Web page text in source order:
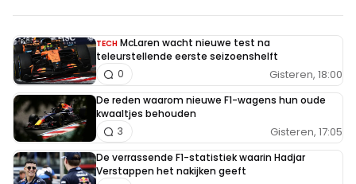
TECH McLaren wacht nieuwe test na
teleurstellende eerste seizoenshelft
Gisteren, 18:00
0
De reden waarom nieuwe F1-wagens hun oude
kwaaltjes behouden
Gisteren, 17:05
3
De verrassende F1-statistiek waarin Hadjar
Verstappen het nakijken geeft